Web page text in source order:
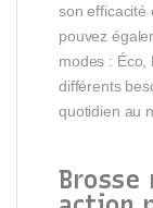
son efficacité
pouvez
modes : Éco,
différents
quotidien au